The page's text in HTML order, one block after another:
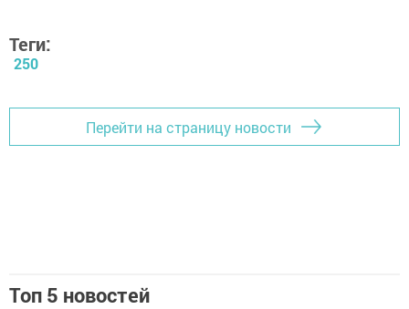
Теги:
250
Перейти на страницу новости
Топ 5 новостей